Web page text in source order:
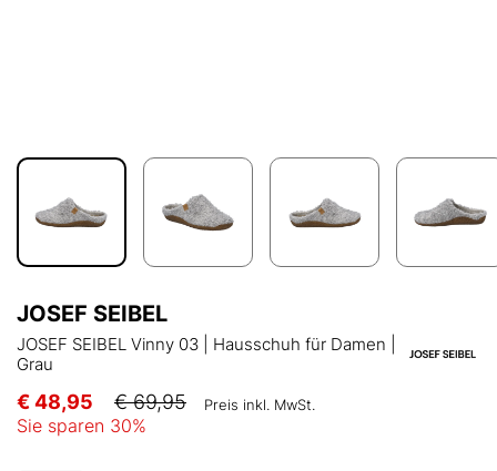
JOSEF SEIBEL
JOSEF SEIBEL Vinny 03 | Hausschuh für Damen |
Grau
€ 48,95 € 69,95 Preis inkl. MwSt.
Sie sparen 30%